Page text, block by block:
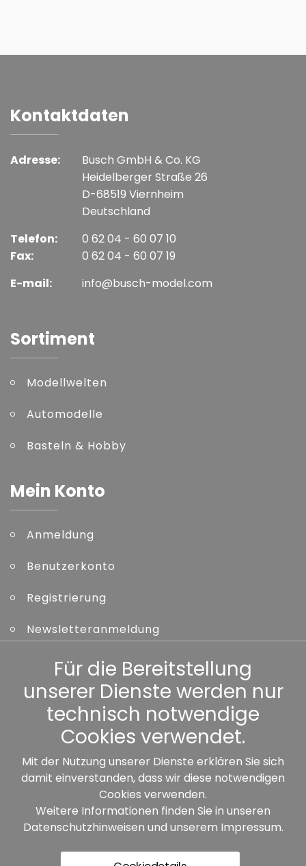
Kontaktdaten
Adresse:
Busch GmbH & Co. KG
Heidelberger Straße 26
D-68519 Viernheim
Deutschland
Telefon:
Fax:
0 62 04 - 60 07 10
0 62 04 - 60 07 19
E-mail:
info@busch-model.com
Sortiment
Modellwelten
Automodelle
Basteln & Hobby
Mein Konto
Anmeldung
Benutzerkonto
Registrierung
Newsletteranmeldung
Kennwort vergessen
Sonstiges
Unsere Partner:
Für die Bereitstellung
unserer Dienste werden nur
technisch notwendige
Cookies verwendet.
Mit der Nutzung unserer Dienste erklären Sie sich
damit einverstanden, dass wir diese notwendigen
Cookies verwenden.
Weitere Informationen finden Sie in unseren
Datenschutzhinweisen und unserem Impressum.